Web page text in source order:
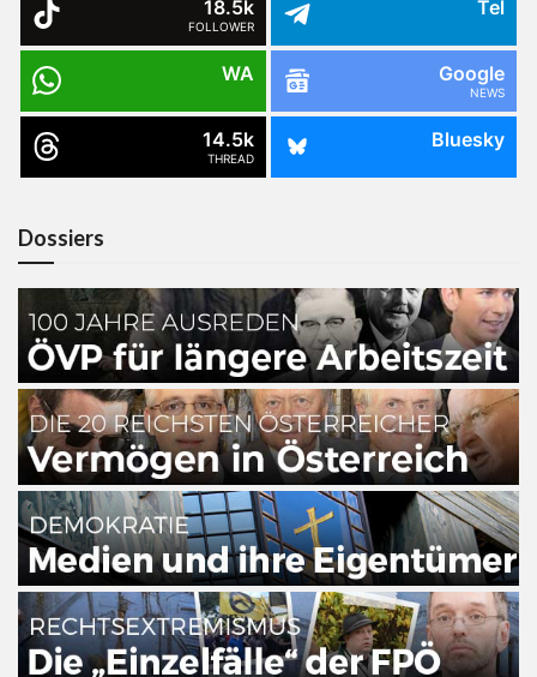
18.5k
FOLLOWER
Tel
WA Google
NEWS
14.5k
THREAD
Bluesky
Dossiers